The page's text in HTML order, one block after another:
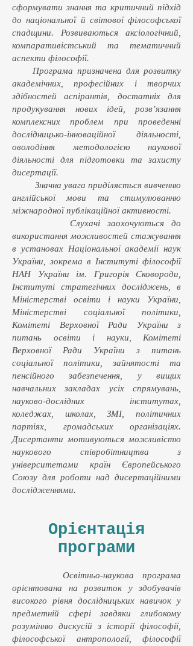
сформувати знання та критичний підхід
до національної й світової філософської
спадщини. Розвиваються аксіологічний,
компаративістський та тематичний
аспекти філософії.
Програма призначена для розвитку
академічних, професійних і творчих
здібностей аспірантів, достатніх для
продукування нових ідей, розв’язання
комплексних проблем при проведенні
дослідницько-інноваційної діяльності,
оволодіння методологією наукової
діяльності для підготовки та захисту
дисертації.
Значна увага приділяється вивченню
англійської мови та стимулюванню
міжнародної публікаційної активності.
Слухачі заохочуються до
використання можливостей стажування
в установах Національної академії наук
України, зокрема в Інституті філософії
НАН України ім. Григорія Сковороди,
Інституті стратегічних досліджень, в
Міністерстві освіти і науки України,
Міністерстві соціальної політики,
Комітеті Верховної Ради України з
питань освіти і науки, Комітеті
Верховної Ради України з питань
соціальної політики, зайнятості та
пенсійного забезпечення, у вищих
навчальних закладах усіх спрямувань,
науково-дослідних інститутах,
коледжах, школах, ЗМІ, політичних
партіях, громадських організаціях.
Дисертанти мотивуються можливістю
наукового співробітництва з
університетами країн Європейського
Союзу для роботи над дисертаційними
дослідженнями.
Орієнтація
програми
Освітньо-наукова програма
орієнтована на розвиток у здобувачів
високого рівня дослідницьких навичок у
предметній сфері завдяки глибокому
розумінню дискусій з історії філософії,
філософської антропології, філософії